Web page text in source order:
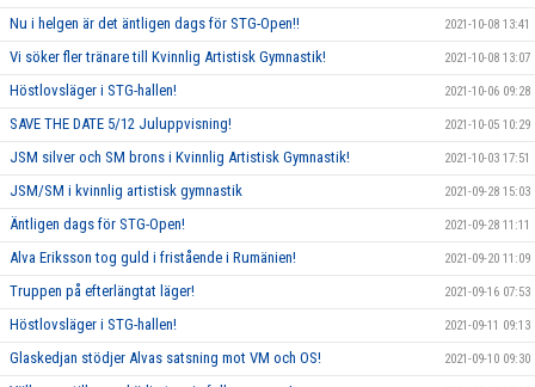
Nu i helgen är det äntligen dags för STG-Open!! 2021-10-08 13:41
Vi söker fler tränare till Kvinnlig Artistisk Gymnastik! 2021-10-08 13:07
Höstlovsläger i STG-hallen! 2021-10-06 09:28
SAVE THE DATE 5/12 Juluppvisning! 2021-10-05 10:29
JSM silver och SM brons i Kvinnlig Artistisk Gymnastik! 2021-10-03 17:51
JSM/SM i kvinnlig artistisk gymnastik 2021-09-28 15:03
Äntligen dags för STG-Open! 2021-09-28 11:11
Alva Eriksson tog guld i fristående i Rumänien! 2021-09-20 11:09
Truppen på efterlängtat läger! 2021-09-16 07:53
Höstlovsläger i STG-hallen! 2021-09-11 09:13
Glaskedjan stödjer Alvas satsning mot VM och OS! 2021-09-10 09:30